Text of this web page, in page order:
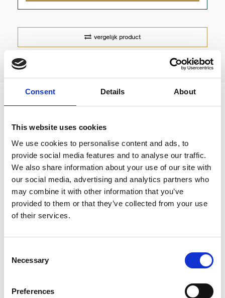
Consent Details About
This website uses cookies
We use cookies to personalise content and ads, to
provide social media features and to analyse our traffic.
We also share information about your use of our site with
our social media, advertising and analytics partners who
may combine it with other information that you’ve
provided to them or that they’ve collected from your use
of their services.
Selection
Necessary
Preferences
vergelijk product
Chemex Coffee maker 4-6 kops filters
kops
Inhoud: 100 stuks